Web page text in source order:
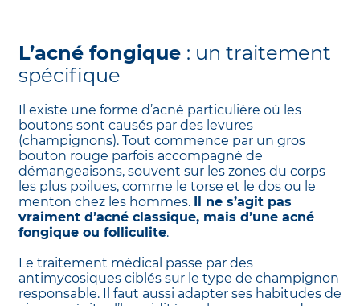
L’acné fongique : un traitement
spécifique
Il existe une forme d’acné particulière où les
boutons sont causés par des levures
(champignons). Tout commence par un gros
bouton rouge parfois accompagné de
démangeaisons, souvent sur les zones du corps
les plus poilues, comme le torse et le dos ou le
menton chez les hommes.
Il ne s’agit pas
vraiment d’acné classique, mais d’une acné
fongique ou folliculite.
Le traitement médical passe par des
antimycosiques ciblés sur le type de champignon
responsable. Il faut aussi adapter ses habitudes de